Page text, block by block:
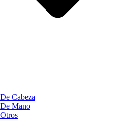
De Cabeza
De Mano
Otros